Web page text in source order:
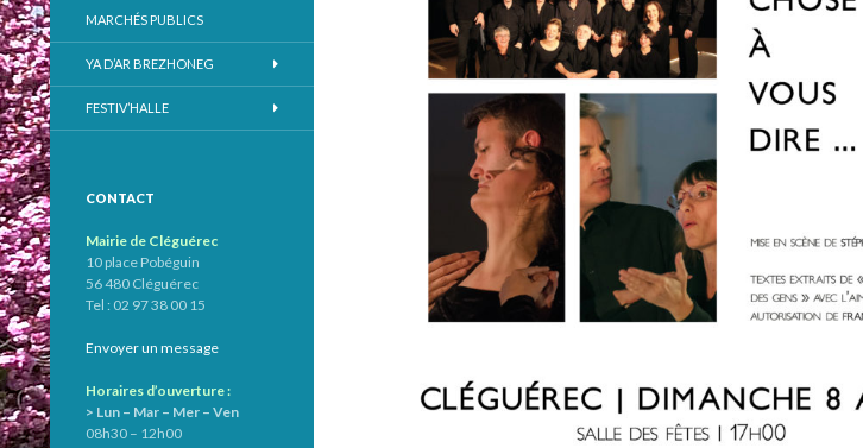
MARCHÉS PUBLICS
YA D’AR BREZHONEG
FESTIV’HALLE
CONTACT
Mairie de Cléguérec
10 place Pobéguin
56 480 Cléguérec
Tel : 02 97 38 00 15
Envoyer un message
Horaires d’ouverture :
> Lun – Mar – Mer – Ven
08h30 – 12h00